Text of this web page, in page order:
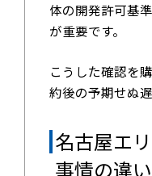
体の開発許可基
が重要です。
こうした確認を
約後の予期せぬ
名古屋エ
事情の違い